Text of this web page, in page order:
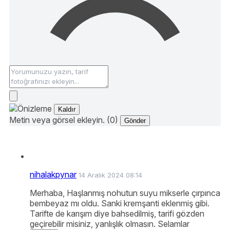
Kaldır
Metin veya görsel ekleyin. (0) Gönder
nihalakpynar 14 Aralık 2024 08:14
Merhaba, Haşlanmış nohutun suyu mikserle çırpınca
bembeyaz mı oldu. Sanki kremşanti eklenmiş gibi.
Tarifte de karışım diye bahsedilmiş, tarifi gözden
geçirebilir misiniz, yanlışlık olmasın. Selamlar